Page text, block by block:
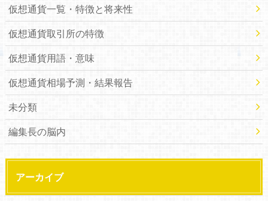
仮想通貨一覧・特徴と将来性
仮想通貨取引所の特徴
仮想通貨用語・意味
仮想通貨相場予測・結果報告
未分類
編集長の脳内
アーカイブ